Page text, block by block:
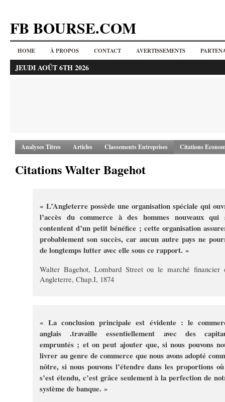
FB BOURSE.COM
HOME À PROPOS CONTACT AVERTISSEMENTS
JEUDI AOÛT 6TH 2026
Analyses Titres Articles Classements Entreprises Citations
Citations Walter Bagehot
« L’Angleterre possède une organisation spéciale qui
l’accès du commerce à des hommes nouveaux qui
contentent d’un petit bénéfice ; cette organisation
probablement son succès, car aucun autre pays ne
de longtemps lutter avec elle sous ce rapport. »
Walter Bagehot, Lombard Street ou le marché financier
Angleterre, Chap.I, 1874
« La conclusion principale est évidente : le
anglais .travaille essentiellement avec des
empruntés ; et on peut ajouter que, si nous pouvons
livrer au genre de commerce que nous avons adopté
nôtre, si nous pouvons l’étendre dans les proportions
s’est étendu, c’est grâce seulement à la perfection de
système de banque. »